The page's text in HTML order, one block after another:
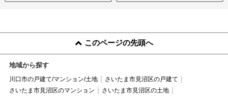
このページの先頭へ
地域から探す
川口市の戸建て/マンション/土地
さいたま市見沼区の戸建て
さいたま市見沼区のマンション
さいたま市見沼区の土地